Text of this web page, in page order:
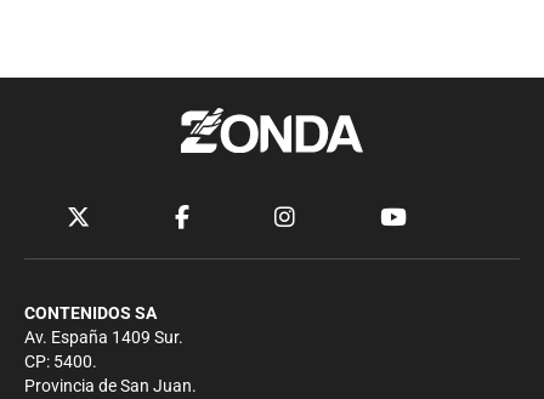
CONTENIDOS SA
Av. España 1409 Sur.
CP: 5400.
Provincia de San Juan.